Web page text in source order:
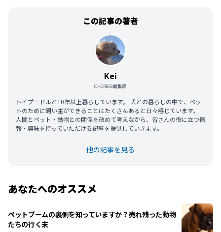
この記事の著者
Kei
CHERIEE編集部
トイプードルと10年以上暮らしています。 犬との暮らしの中で、ペッ
トのために飼い主ができることはたくさんあると日々感じています。
人間とペット・動物との関係を改めて考えながら、皆さんの役に立つ情
報・興味を持っていただける記事を提供していきます。
他の記事を見る
あなたへのオススメ
ペットブームの裏側を知っていますか？売れ残った動物
たちの行く末